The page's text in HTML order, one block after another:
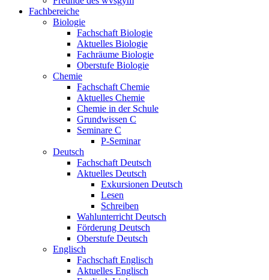
Fachbereiche
Biologie
Fachschaft Biologie
Aktuelles Biologie
Fachräume Biologie
Oberstufe Biologie
Chemie
Fachschaft Chemie
Aktuelles Chemie
Chemie in der Schule
Grundwissen C
Seminare C
P-Seminar
Deutsch
Fachschaft Deutsch
Aktuelles Deutsch
Exkursionen Deutsch
Lesen
Schreiben
Wahlunterricht Deutsch
Förderung Deutsch
Oberstufe Deutsch
Englisch
Fachschaft Englisch
Aktuelles Englisch